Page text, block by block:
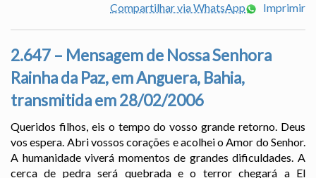
Compartilhar via WhatsApp
Imprimir
2.647 – Mensagem de Nossa Senhora
Rainha da Paz, em Anguera, Bahia,
transmitida em 28/02/2006
Queridos filhos, eis o tempo do vosso grande retorno. Deus
vos espera. Abri vossos corações e acolhei o Amor do Senhor.
A humanidade viverá momentos de grandes dificuldades. A
cerca de pedra será quebrada e o terror chegará a El